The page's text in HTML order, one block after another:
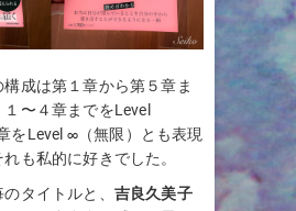
成は第１章から第５章ま
〜４章までをLevel
をLevel ∞（無限）とも表現
も私的に好きでした。
タイトルと、 吉良久美子